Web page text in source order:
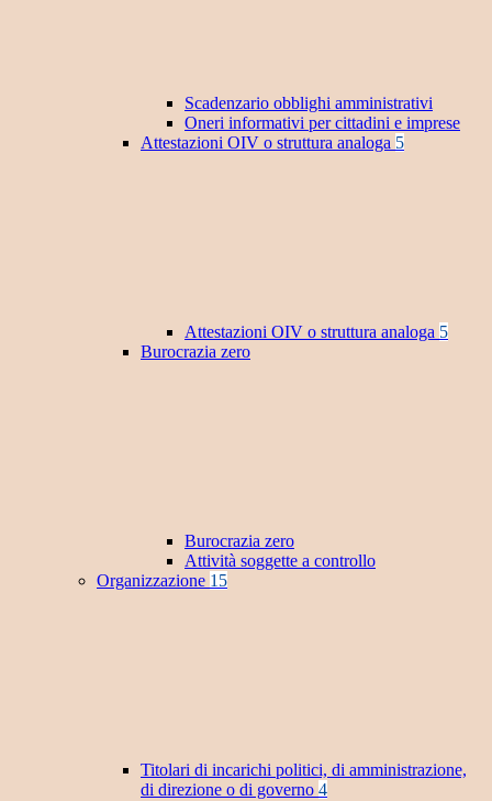
Scadenzario obblighi amministrativi
Oneri informativi per cittadini e imprese
Attestazioni OIV o struttura analoga 5
Attestazioni OIV o struttura analoga 5
Burocrazia zero
Burocrazia zero
Attività soggette a controllo
Organizzazione 15
Titolari di incarichi politici, di amministrazione,
di direzione o di governo 4